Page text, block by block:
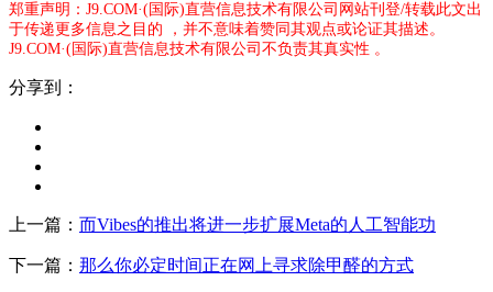
郑重声明：J9.COM·(国际)直营信息技术有限公司网站刊登/转载此文出
于传递更多信息之目的 ，并不意味着赞同其观点或论证其描述。
J9.COM·(国际)直营信息技术有限公司不负责其真实性 。
分享到：
上一篇： 而Vibes的推出将进一步扩展Meta的人工智能功
下一篇： 那么你必定时间正在网上寻求除甲醛的方式